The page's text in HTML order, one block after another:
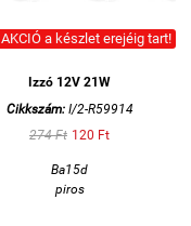
AKCIÓ a készlet erejéig tart!
Izzó 12V 21W
Cikkszám:I/2-R59914
274 Ft 120 Ft
Ba15d
piros